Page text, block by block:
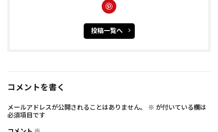
投稿一覧へ
コメントを書く
メールアドレスが公開されることはありません。 ※ が付いている欄は
必須項目です